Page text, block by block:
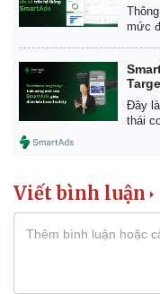
Bất động sản
mức
Đây
thái
Viết bình luận